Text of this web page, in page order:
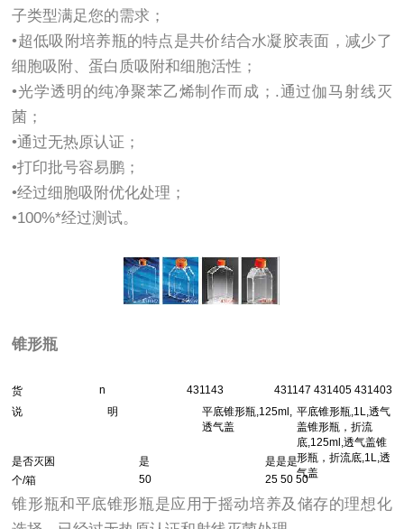
子类型满足您的需求；
•超低吸附培养瓶的特点是共价结合水凝胶表面，减少了
细胞吸附、蛋白质吸附和细胞活性；
•光学透明的纯净聚苯乙烯制作而成；.通过伽马射线灭
菌；
•通过无热原认证；
•打印批号容易鹏；
•经过细胞吸附优化处理；
•100%*经过测试。
锥形瓶
货 n 431143
431147 431405 431403
说
明 平底锥形瓶,125ml
透气盖
平底锥形瓶,1 L ,透气
盖锥形瓶，折流
底,125ml ,透气盖锥
形瓶，折流底,1 L ,透
气盖
是否灭囷 是
是是是
个/箱
50 25 50 50
锥形瓶和平底锥形瓶是应用于摇动培养及储存的理想化